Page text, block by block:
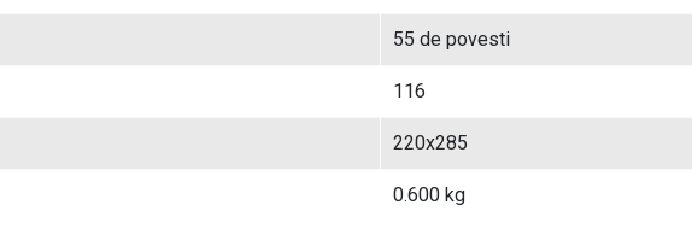
55 de povesti
116
220x285
0.600 kg